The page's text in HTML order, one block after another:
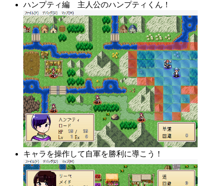
ハンプティ編 主人公のハンプティくん！
キャラを操作して自軍を勝利に導こう！